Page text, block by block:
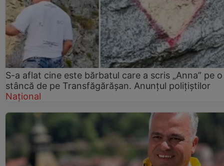
S-a aflat cine este bărbatul care a scris „Anna” pe o
stâncă de pe Transfăgărășan. Anunțul polițiștilor
Național